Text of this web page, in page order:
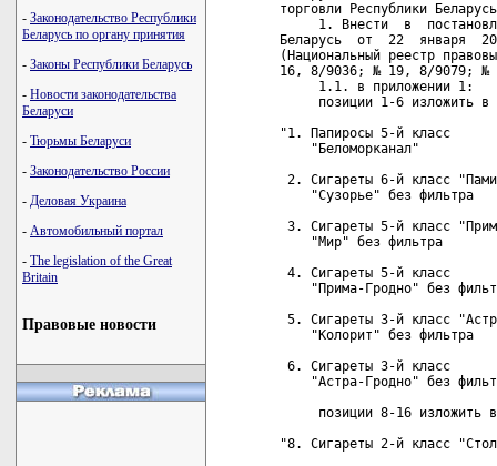
- Законодательство Республики
Беларусь по органу принятия
- Законы Республики Беларусь
- Новости законодательства
Беларуси
- Тюрьмы Беларуси
- Законодательство России
- Деловая Украина
- Автомобильный портал
- The legislation of the Great
Britain
Правовые новости
торговли Республики
1. Внести  в
Беларусь  от  22  января
(Национальный реестр
16, 8/9036; № 19, 8/9079; №
     1.1. в приложении 1:
позиции 1-6 изложить в
"1. Папиросы 5-й
    "Беломорканал"
2. Сигареты 6-й класс
    "Сузорье" без фильтра
3. Сигареты 5-й класс
    "Мир" без фильтра
4. Сигареты 5-й
"Прима-Гродно" без
5. Сигареты 3-й класс
    "Колорит" без фильтра
6. Сигареты 3-й
"Астра-Гродно" без
позиции 8-16 изложить
"8. Сигареты 2-й класс